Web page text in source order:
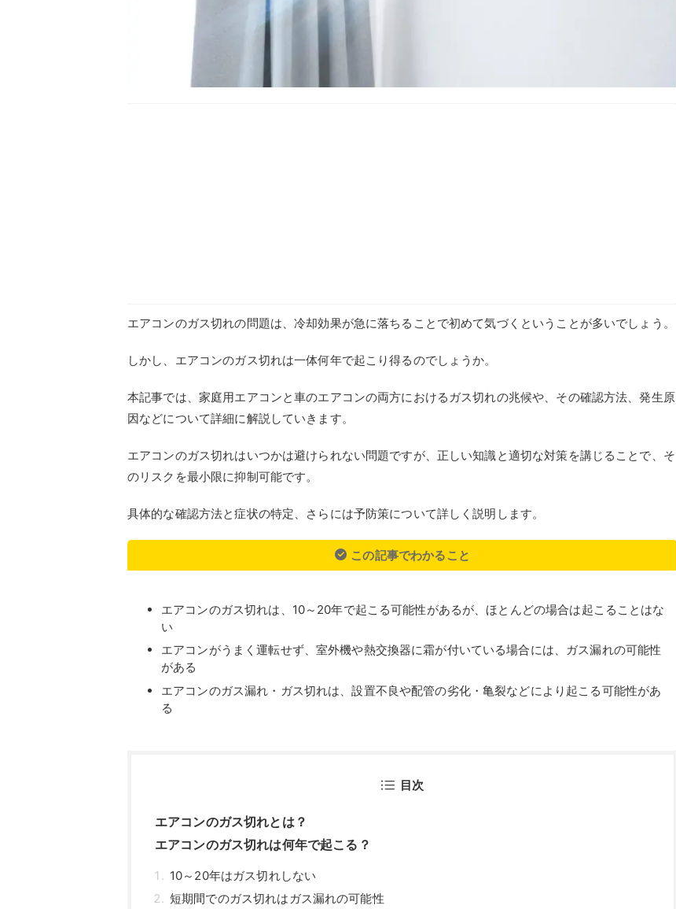
エアコンのガス切れの問題は、冷却効果が急に落ちることで初めて気づくということが多いでしょう。
しかし、エアコンのガス切れは一体何年で起こり得るのでしょうか。
本記事では、家庭用エアコンと車のエアコンの両方におけるガス切れの兆候や、その確認方法、発生原
因などについて詳細に解説していきます。
エアコンのガス切れはいつかは避けられない問題ですが、正しい知識と適切な対策を講じることで、そ
のリスクを最小限に抑制可能です。
具体的な確認方法と症状の特定、さらには予防策について詳しく説明します。
この記事でわかること
エアコンのガス切れは、10～20年で起こる可能性があるが、ほとんどの場合は起こることはな
い
エアコンがうまく運転せず、室外機や熱交換器に霜が付いている場合には、ガス漏れの可能性
がある
エアコンのガス漏れ・ガス切れは、設置不良や配管の劣化・亀裂などにより起こる可能性があ
る
目次
エアコンのガス切れとは？
エアコンのガス切れは何年で起こる？
10～20年はガス切れしない
短期間でのガス切れはガス漏れの可能性